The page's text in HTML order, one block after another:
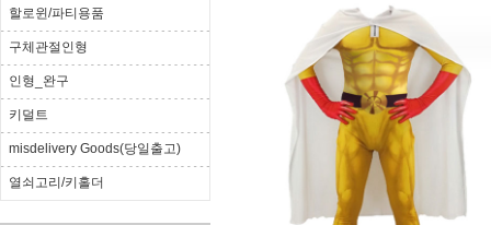
할로윈/파티용품
구체관절인형
인형_완구
키덜트
misdelivery Goods(당일출고)
열쇠고리/키홀더